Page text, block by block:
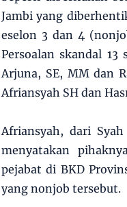
Jambi yang
eselon 3 dan 4
Persoalan skandal
Arjuna, SE, MM dan
Afriansyah SH dan
Afriansyah, dari
menyatakan
pejabat di BKD
yang nonjob tersebut.